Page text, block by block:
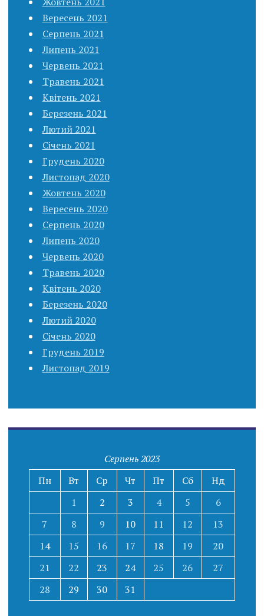
Вересень 2021
Серпень 2021
Липень 2021
Червень 2021
Травень 2021
Квітень 2021
Березень 2021
Лютий 2021
Січень 2021
Грудень 2020
Листопад 2020
Жовтень 2020
Вересень 2020
Серпень 2020
Липень 2020
Червень 2020
Травень 2020
Квітень 2020
Березень 2020
Лютий 2020
Січень 2020
Грудень 2019
Листопад 2019
Серпень 2023
Пн
Вт Ср Чт Пт Сб
Нд
1
2 3 4 5
6
7
8 9 10 11 12
13
14
15 16 17 18 19
20
21
22 23 24 25 26
27
28
29 30 31